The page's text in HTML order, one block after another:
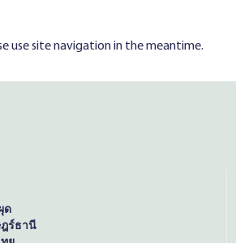
use site navigation in the meantime.
ด
ฎร์ธานี